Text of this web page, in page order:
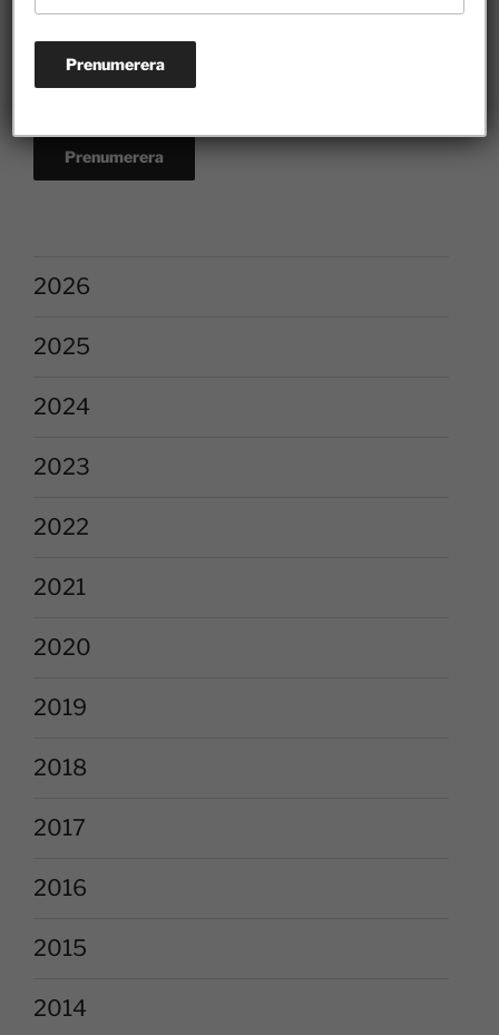
2026
2025
2024
2023
2022
2021
2020
2019
2018
2017
2016
2015
2014